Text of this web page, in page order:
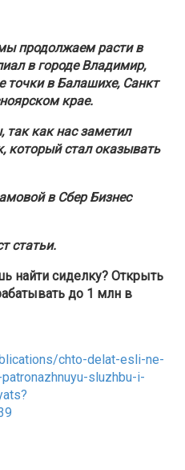
продолжаем расти в
в городе Владимир,
точки в Балашихе, Санкт
крае.
как нас заметил
который стал оказывать
в Сбер Бизнес
статьи.
найти сиделку? Открыть
до 1 млн в
chto-delat-esli-ne-
sluzhbu-i-